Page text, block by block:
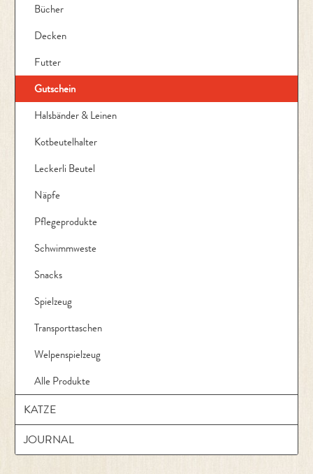
Bücher
Decken
Futter
Gutschein
Halsbänder & Leinen
Kotbeutelhalter
Leckerli Beutel
Näpfe
Pflegeprodukte
Schwimmweste
Snacks
Spielzeug
Transporttaschen
Welpenspielzeug
Alle Produkte
KATZE
JOURNAL